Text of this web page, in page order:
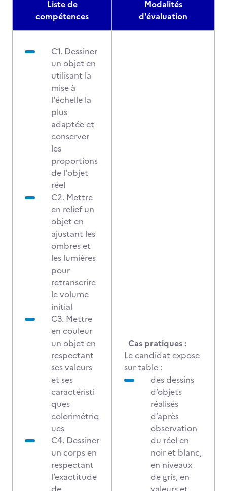
Liste de
compétences
Modalités
d'évaluation
C1. Dessiner
un objet en
utilisant la
mise à
l'échelle la
plus
adaptée et
conserver
les
proportions
de l'objet
réel
C2. Mettre
en relief un
objet en
ajustant les
ombres et
les lumières
pour
retranscrire
le volume
initial
C3. Mettre
en couleur
un objet en
respectant
ses valeurs
et ses
caractéristi
ques
colorimétriq
ues
C4. Dessiner
un corps en
respectant
l’exactitude
Cas pratiques :
Le candidat expose
sur table :
des dessins
d’objets
réalisés
d’après
observation
du réel en
noir et blanc,
en niveaux
de gris, en